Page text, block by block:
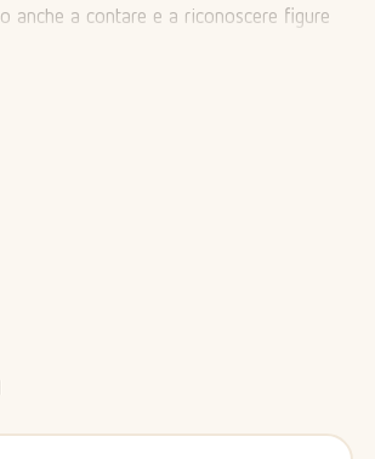
anche a contare e a riconoscere figure
né pop-up, l'app offre una navigazione